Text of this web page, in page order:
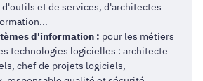
et de services, d'architectes
d'information : pour les métiers
technologies logicielles : architecte
chef de projets logiciels,